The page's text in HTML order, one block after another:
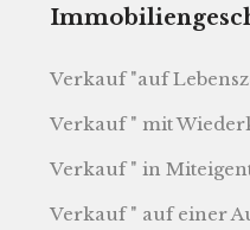
Verkauf "auf
Verkauf " mit
Verkauf " in
Verkauf " auf einer